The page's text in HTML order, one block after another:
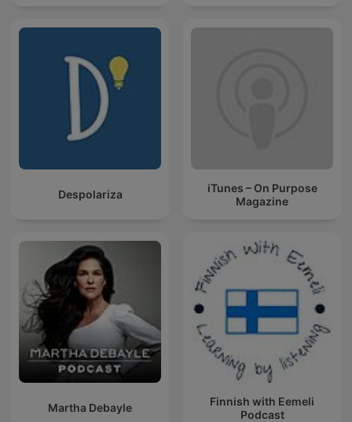
Despolariza
iTunes – On Purpose
Magazine
Martha Debayle
Finnish with Eemeli
Podcast